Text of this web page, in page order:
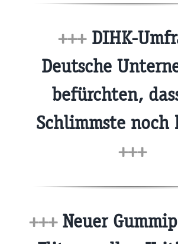
+++DIHK-
Deutsche
befürchten,
Schlimmste noch
+++
+++Neuer